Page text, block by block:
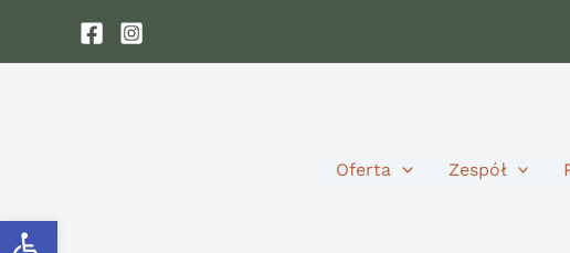
treści
Oferta Zespół
Otwórz pasek narzędzi